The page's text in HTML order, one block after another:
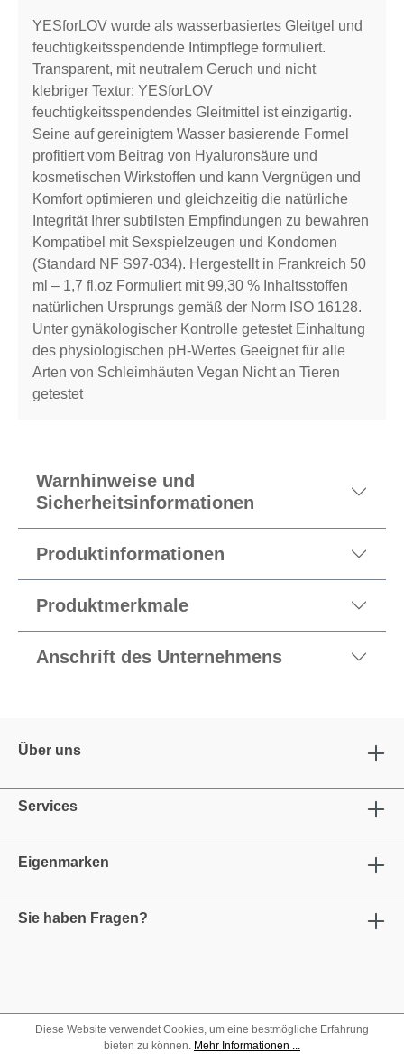
YESforLOV wurde als wasserbasiertes Gleitgel und
feuchtigkeitsspendende Intimpflege formuliert.
Transparent, mit neutralem Geruch und nicht
klebriger Textur: YESforLOV
feuchtigkeitsspendendes Gleitmittel ist einzigartig.
Seine auf gereinigtem Wasser basierende Formel
profitiert vom Beitrag von Hyaluronsäure und
kosmetischen Wirkstoffen und kann Vergnügen und
Komfort optimieren und gleichzeitig die natürliche
Integrität Ihrer subtilsten Empfindungen zu bewahren
Kompatibel mit Sexspielzeugen und Kondomen
(Standard NF S97-034). Hergestellt in Frankreich 50
ml – 1,7 fl.oz Formuliert mit 99,30 % Inhaltsstoffen
natürlichen Ursprungs gemäß der Norm ISO 16128.
Unter gynäkologischer Kontrolle getestet Einhaltung
des physiologischen pH-Wertes Geeignet für alle
Arten von Schleimhäuten Vegan Nicht an Tieren
getestet
Warnhinweise und
Sicherheitsinformationen
Produktinformationen
Produktmerkmale
Anschrift des Unternehmens
Über uns
Services
Eigenmarken
Sie haben Fragen?
Diese Website verwendet Cookies, um eine bestmögliche Erfahrung
bieten zu können. Mehr Informationen ...